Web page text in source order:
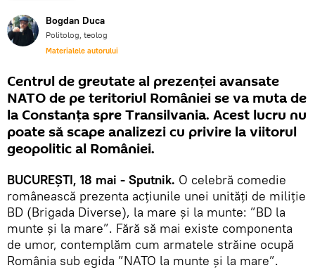
Bogdan Duca
Politolog, teolog
Materialele autorului
Centrul de greutate al prezenței avansate
NATO de pe teritoriul României se va muta de
la Constanța spre Transilvania. Acest lucru nu
poate să scape analizezi cu privire la viitorul
geopolitic al României.
BUCUREȘTI, 18 mai - Sputnik. O celebră comedie
românească prezenta acțiunile unei unități de miliție
BD (Brigada Diverse), la mare și la munte: ”BD la
munte și la mare”. Fără să mai existe componenta
de umor, contemplăm cum armatele străine ocupă
România sub egida ”NATO la munte și la mare”.